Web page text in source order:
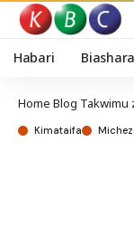
Habari Biashara
Home Blog Takwimu
Kimataifa